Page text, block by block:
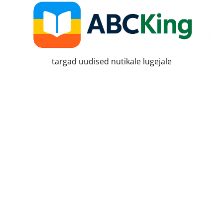
targad uudised nutikale lugejale